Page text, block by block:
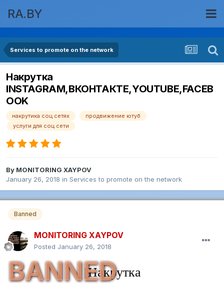
RA.BY
Services to promote on the network
Накрутка
INSTAGRAM,ВКОНТАКТЕ,YOUTUBE,FACEB
OOK
накрутика соц сетях
продвижение ютуб
услуги для соц сети
By MONITORING XAYPOV
January 26, 2018 in Services to promote on the network
Banned
MONITORING XAYPOV
Posted January 26, 2018
BANNED
[Накрутка